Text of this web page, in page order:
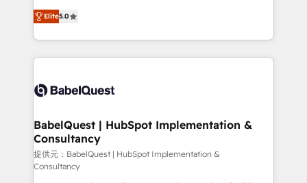
Innovation HubSpot Impact Award - Platform
Migration Excellence HubSpot Impact Award -
accreditations with HubSpot.
complexity, so your team can put HubSpot to work...
Welcome to our Profile! We help with: • CRM
implementation, reports, workflows, and team
training • CRM migration from Salesforce, Pipedrive,
custom API integrations • AI governance for
Boutique 'Elite' team of 12 • 150+ clients across Sales
Hub, Marketing Hub, Service Hub, Data Hub and
CMS • ISO/IEC 27001:2022, ISO 9001:2015, and ISO
42001:2023 certified - the AI management standard •
Elite5.0
BabelQuest | HubSpot Implementation &
Consultancy
提供元：BabelQuest | HubSpot Implementation &
Consultancy